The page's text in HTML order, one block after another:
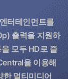
터테인먼트를
출력을 지원하
모두 HD로 즐
을 이용해
멀티미디어